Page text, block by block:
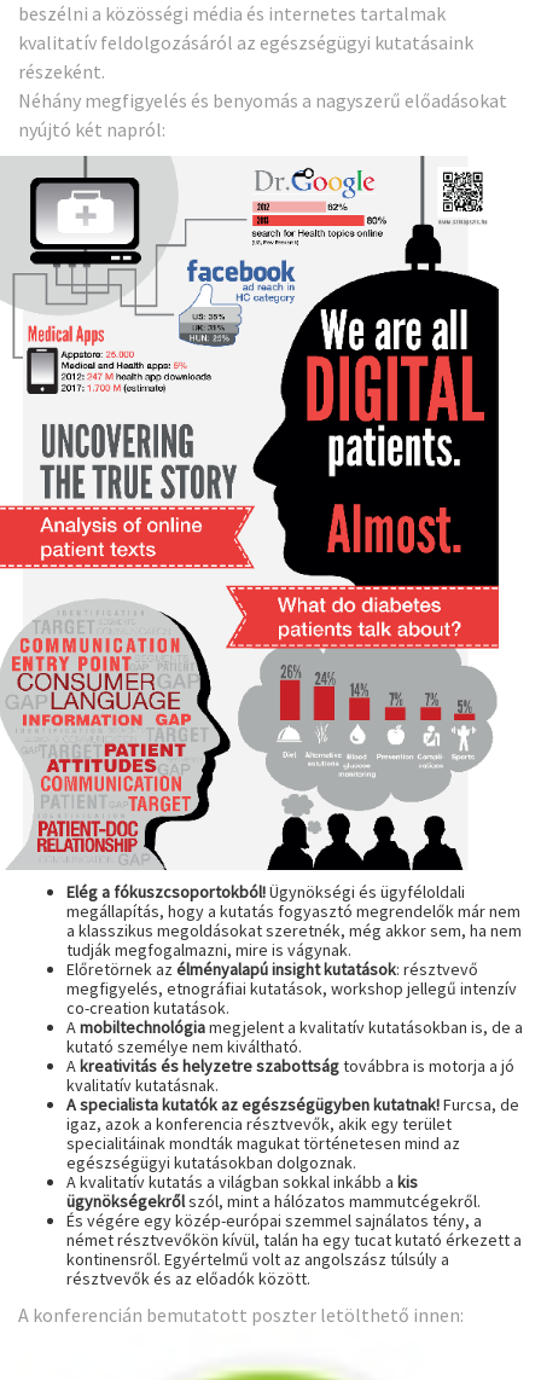
beszélni a közösségi média és internetes tartalmak
kvalitatív feldolgozásáról az egészségügyi kutatásaink
részeként.
Néhány megfigyelés és benyomás a nagyszerű előadásokat
nyújtó két napról:
Elég a fókuszcsoportokból!Ügynökségi és ügyféloldali
megállapítás, hogy a kutatás fogyasztó megrendelők már nem
a klasszikus megoldásokat szeretnék, még akkor sem, ha nem
tudják megfogalmazni, mire is vágynak.
Előretörnek azélményalapú insight kutatások: résztvevő
megfigyelés, etnográfiai kutatások, workshop jellegű intenzív
co-creation kutatások.
Amobiltechnológiamegjelent a kvalitatív kutatásokban is, de a
kutató személye nem kiváltható.
Akreativitás és helyzetre szabottságtovábbra is motorja a jó
kvalitatív kutatásnak.
A specialista kutatók az egészségügyben kutatnak!Furcsa, de
igaz, azok a konferencia résztvevők, akik egy terület
specialitáinak mondták magukat történetesen mind az
egészségügyi kutatásokban dolgoznak.
A kvalitatív kutatás a világban sokkal inkább a kis
ügynökségekrőlszól, mint a hálózatos mammutcégekről.
És végére egy közép-európai szemmel sajnálatos tény, a
német résztvevőkön kívül, talán ha egy tucat kutató érkezett a
kontinensről. Egyértelmű volt az angolszász túlsúly a
résztvevők és az előadók között.
A konferencián bemutatott poszter letölthető innen: